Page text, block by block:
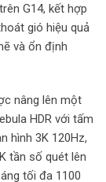
G14, kết hợp
gió hiệu quả
và ổn định
nâng lên một
HDR với tấm
hình 3K 120Hz,
tần số quét lên
tối đa 1100